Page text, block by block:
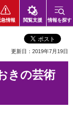
急情報 閲覧支援 情報を探す
更新日：2019年7月19日
きの芸術